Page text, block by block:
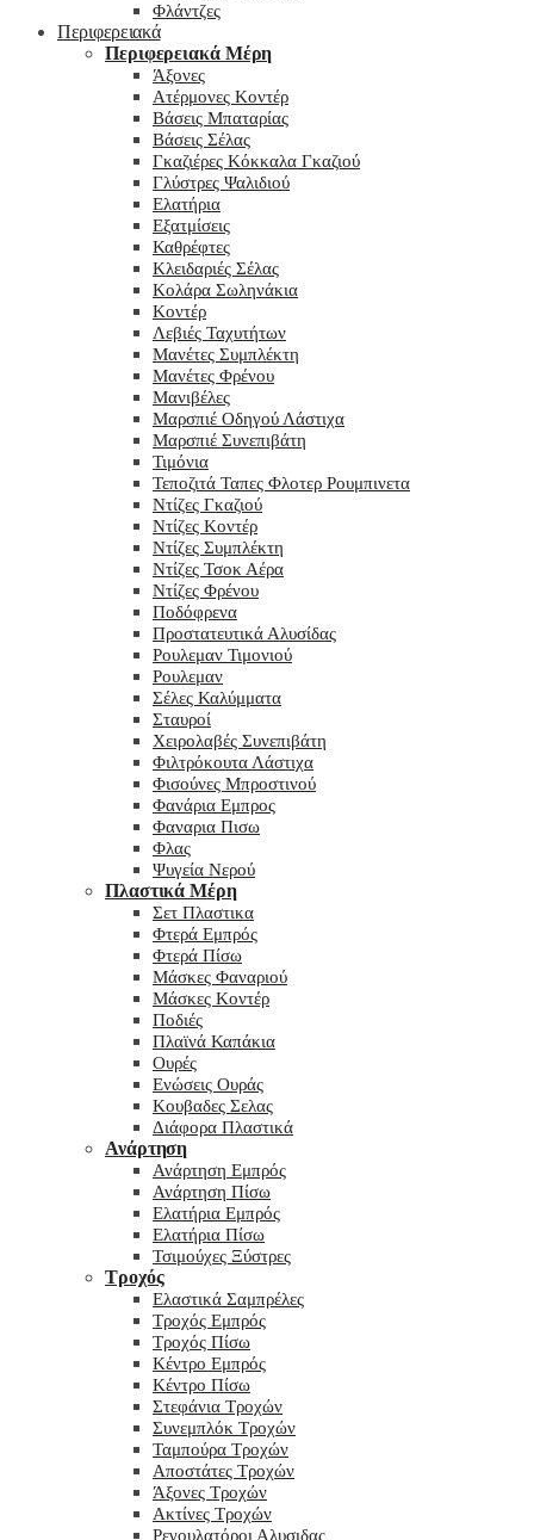
Φλάντζες
Περιφερειακά
Περιφερειακά Μέρη
Άξονες
Ατέρμονες Κοντέρ
Βάσεις Μπαταρίας
Βάσεις Σέλας
Γκαζιέρες Κόκκαλα Γκαζιού
Γλύστρες Ψαλιδιού
Ελατήρια
Εξατμίσεις
Καθρέφτες
Κλειδαριές Σέλας
Κολάρα Σωληνάκια
Κοντέρ
Λεβιές Ταχυτήτων
Μανέτες Συμπλέκτη
Μανέτες Φρένου
Μανιβέλες
Μαρσπιέ Οδηγού Λάστιχα
Μαρσπιέ Συνεπιβάτη
Τιμόνια
Τεποζιτά Ταπες Φλοτερ Ρουμπινετα
Ντίζες Γκαζιού
Ντίζες Κοντέρ
Ντίζες Συμπλέκτη
Ντίζες Τσοκ Αέρα
Ντίζες Φρένου
Ποδόφρενα
Προστατευτικά Αλυσίδας
Ρουλεμαν Τιμονιού
Ρουλεμαν
Σέλες Καλύμματα
Σταυροί
Χειρολαβές Συνεπιβάτη
Φιλτρόκουτα Λάστιχα
Φισούνες Μπροστινού
Φανάρια Εμπρος
Φαναρια Πισω
Φλας
Ψυγεία Νερού
Πλαστικά Μέρη
Σετ Πλαστικα
Φτερά Εμπρός
Φτερά Πίσω
Μάσκες Φαναριού
Μάσκες Κοντέρ
Ποδιές
Πλαϊνά Καπάκια
Ουρές
Ενώσεις Ουράς
Κουβαδες Σελας
Διάφορα Πλαστικά
Ανάρτηση
Ανάρτηση Εμπρός
Ανάρτηση Πίσω
Ελατήρια Εμπρός
Ελατήρια Πίσω
Τσιμούχες Ξύστρες
Τροχός
Ελαστικά Σαμπρέλες
Τροχός Εμπρός
Τροχός Πίσω
Κέντρο Εμπρός
Κέντρο Πίσω
Στεφάνια Τροχών
Συνεμπλόκ Τροχών
Ταμπούρα Τροχών
Αποστάτες Τροχών
Άξονες Τροχών
Ακτίνες Τροχών
Ρεγουλατόροι Αλυσιδας